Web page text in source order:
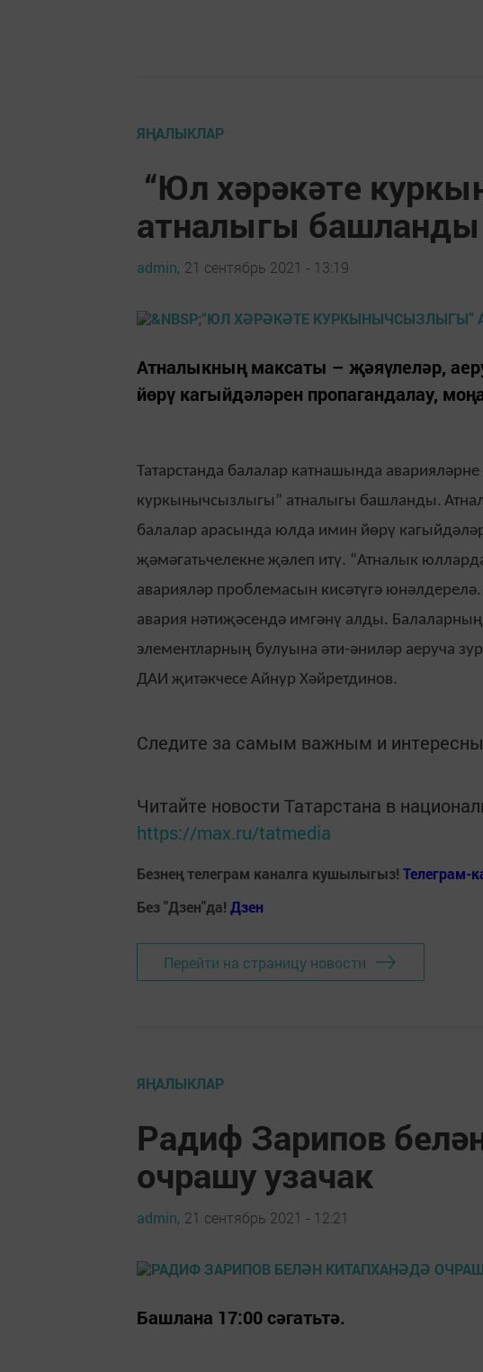
ЯҢАЛЫКЛАР
“Юл хәрәкәте
атналыгы башланды
admin, 21 сентябрь 2021 - 13:19
Атналыкның максаты – җәяүлеләр,
йөрү кагыйдәләрен пропагандалау,
Татарстанда балалар катнашында
куркынычсызлыгы” атналыгы башланды.
балалар арасында юлда имин йөрү
җәмәгатьчелекне җәлеп итү. “Атналык
аварияләр проблемасын кисәтүгә
авария нәтиҗәсендә имгәнү алды.
элементларның булуына әти-әниләр аеруча
ДАИ җитәкчесе Айнур Хәйретдинов.
Следите за самым важным и
Читайте новости Татарстана в
https://max.ru/tatmedia
Безнең телеграм каналга кушылыгыз! Телеграм-
Без "Дзен"да! Дзен
Перейти на страницу новости
ЯҢАЛЫКЛАР
Радиф Зарипов
очрашу узачак
admin, 21 сентябрь 2021 - 12:21
Башлана 17:00 сәгатьтә.